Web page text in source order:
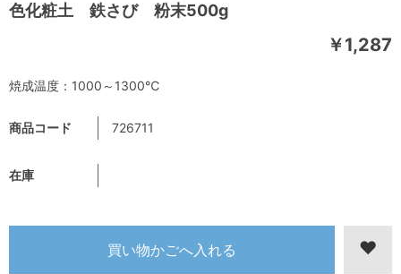
色化粧土 鉄さび 粉末500g
￥1,287
商品コード 726711
在庫
焼成温度：1000～1300℃